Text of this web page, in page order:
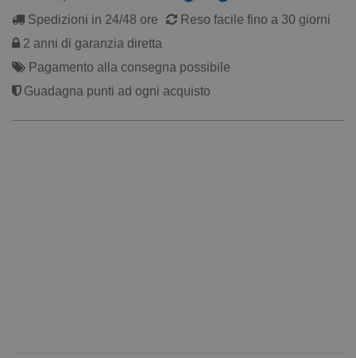
Spedizioni in 24/48 ore
Reso facile fino a 30 giorni
2 anni di garanzia diretta
Pagamento alla consegna possibile
Guadagna punti ad ogni acquisto